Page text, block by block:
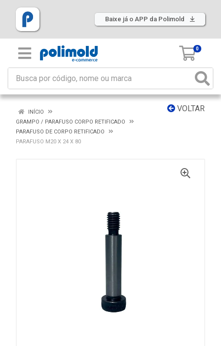
Baixe já o APP da Polimold
0
VOLTAR
INÍCIO
GRAMPO / PARAFUSO CORPO RETIFICADO
PARAFUSO DE CORPO RETIFICADO
PARAFUSO M20 X 24 X 80